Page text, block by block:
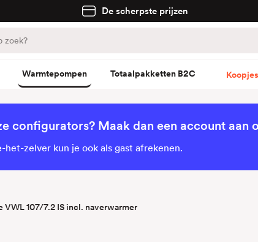
De scherpste prijzen
Warmtepompen Totaalpakketten B2C
configurators? Maak dan een account aan
zelver kun je ook als gast afrekenen.
VWL 107/7.2 IS incl. naverwarmer